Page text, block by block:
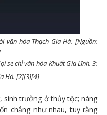
văn hóa Thạch Gia Hà. [Nguồn:
se chỉ văn hóa Khuất Gia Lĩnh. 3:
Hà. [2][3][4]
sinh trưởng ở thủy tộc; nàng
chẳng như nhau, tuy rằng